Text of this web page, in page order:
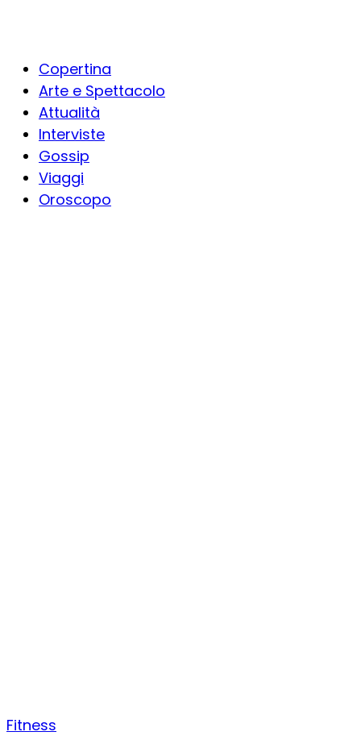
Copertina
Arte e Spettacolo
Attualità
Interviste
Gossip
Viaggi
Oroscopo
Fitness